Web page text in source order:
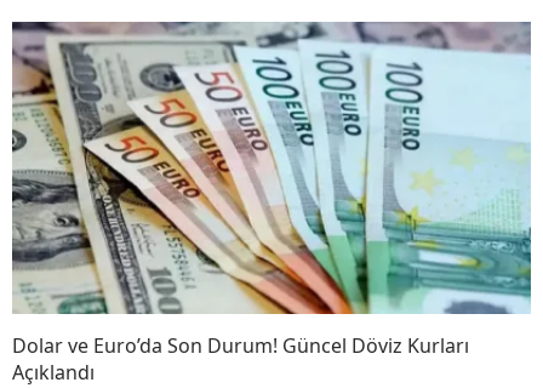
Dolar ve Euro’da Son Durum! Güncel Döviz Kurları
Açıklandı